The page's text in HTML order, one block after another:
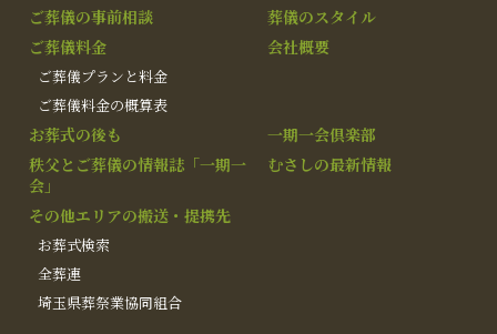
ご葬儀の事前相談
葬儀のスタイル
ご葬儀料金
ご葬儀プランと料金
ご葬儀料金の概算表
会社概要
お葬式の後も
一期一会倶楽部
秩父とご葬儀の情報誌「一期一
会」
むさしの最新情報
その他エリアの搬送・提携先
お葬式検索
全葬連
埼玉県葬祭業協同組合